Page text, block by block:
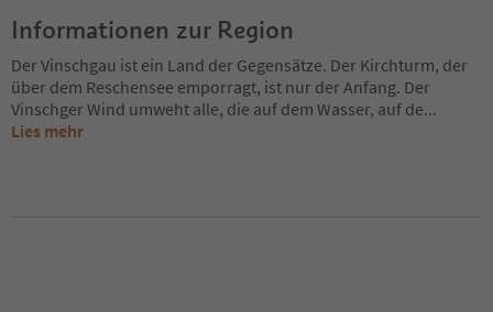
Informationen zur Region
Der Vinschgau ist ein Land der Gegensätze. Der Kirchturm, der
über dem Reschensee emporragt, ist nur der Anfang. Der
Vinschger Wind umweht alle, die auf dem Wasser, auf de...
Lies mehr